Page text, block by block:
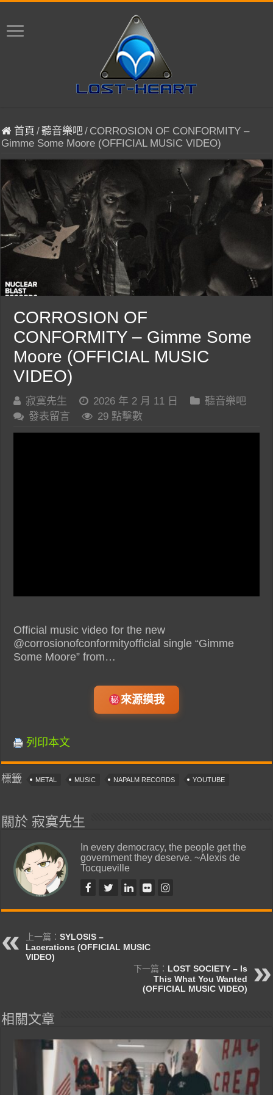
首頁 /聽音樂吧/ CORROSION OF CONFORMITY –
Gimme Some Moore (OFFICIAL MUSIC VIDEO)
CORROSION OF
CONFORMITY – Gimme Some
Moore (OFFICIAL MUSIC
VIDEO)
寂寞先生 2026 年 2 月 11 日
聽音樂吧
發表留言
29 點擊數
Official music video for the new
@corrosionofconformityofficial single “Gimme
Some Moore” from…
來源摸我
列印本文
標籤 METAL MUSIC NAPALM RECORDS YOUTUBE
關於 寂寞先生
In every democracy, the people get the
government they deserve. ~Alexis de
Tocqueville
上一篇：SYLOSIS –
Lacerations (OFFICIAL MUSIC
VIDEO)
下一篇： LOST SOCIETY – Is
This What You Wanted
(OFFICIAL MUSIC VIDEO)
相關文章